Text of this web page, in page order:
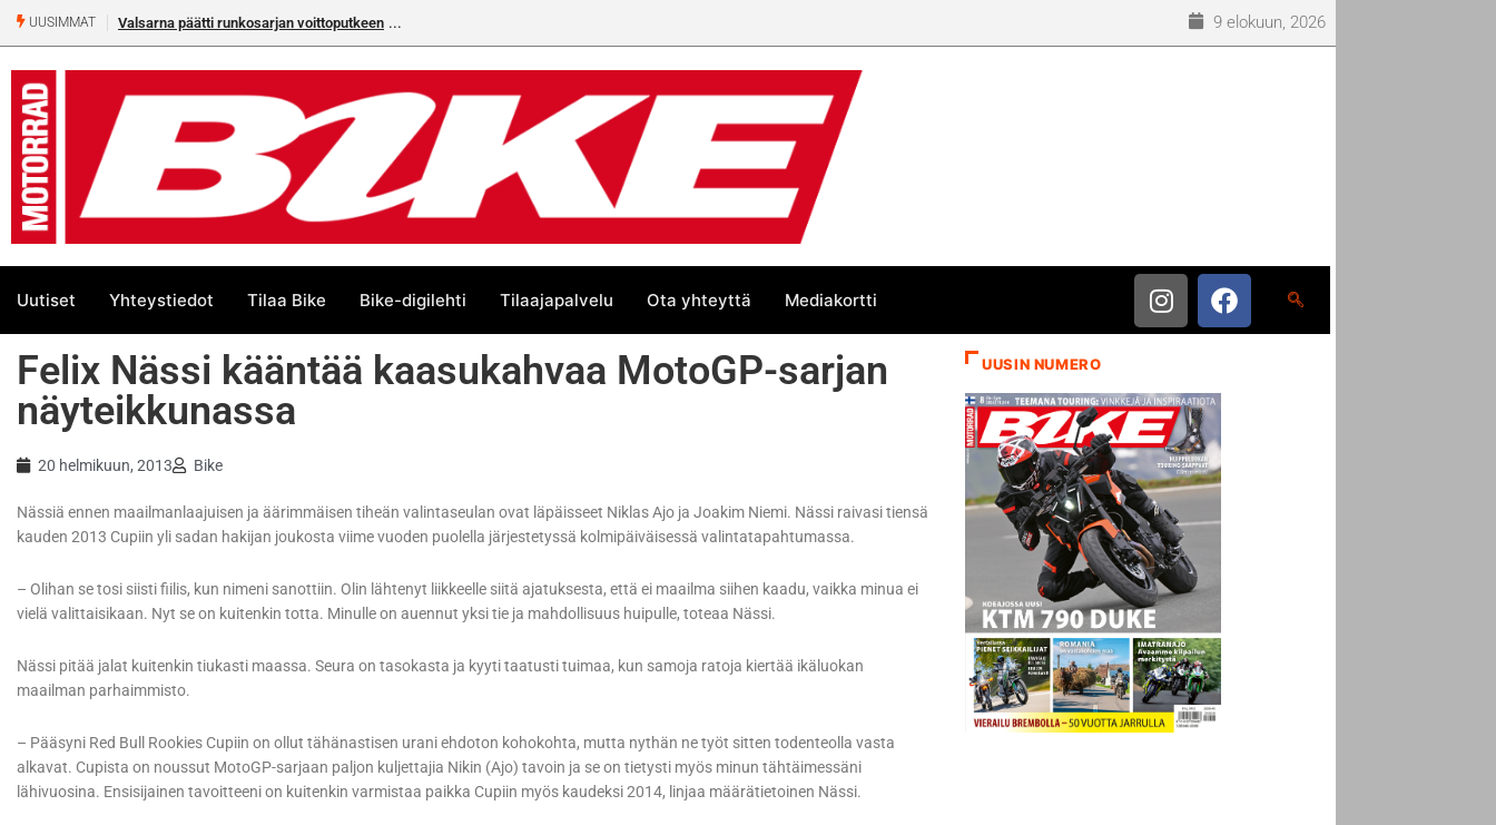
UUSIMMAT Valsarna päätti runkosarjan voittoputkeen
numeroa!
9 elokuun, 2026
Uutiset Yhteystiedot Tilaa Bike Bike-digilehti Tilaajapalvelu Ota yhteyttä Mediakortti
Felix Nässi kääntää kaasukahvaa MotoGP-sarjan
näyteikkunassa
20 helmikuun, 2013 Bike
Nässiä ennen maailmanlaajuisen ja äärimmäisen tiheän valintaseulan ovat läpäisseet Niklas Ajo ja Joakim Niemi. Nässi raivasi tiensä
kauden 2013 Cupiin yli sadan hakijan joukosta viime vuoden puolella järjestetyssä kolmipäiväisessä valintatapahtumassa.
– Olihan se tosi siisti fiilis, kun nimeni sanottiin. Olin lähtenyt liikkeelle siitä ajatuksesta, että ei maailma siihen kaadu, vaikka minua ei
vielä valittaisikaan. Nyt se on kuitenkin totta. Minulle on auennut yksi tie ja mahdollisuus huipulle, toteaa Nässi.
Nässi pitää jalat kuitenkin tiukasti maassa. Seura on tasokasta ja kyyti taatusti tuimaa, kun samoja ratoja kiertää ikäluokan
maailman parhaimmisto.
– Pääsyni Red Bull Rookies Cupiin on ollut tähänastisen urani ehdoton kohokohta, mutta nythän ne työt sitten todenteolla vasta
alkavat. Cupista on noussut MotoGP-sarjaan paljon kuljettajia Nikin (Ajo) tavoin ja se on tietysti myös minun tähtäimessäni
lähivuosina. Ensisijainen tavoitteeni on kuitenkin varmistaa paikka Cupiin myös kaudeksi 2014, linjaa määrätietoinen Nässi.
UUSIN NUMERO